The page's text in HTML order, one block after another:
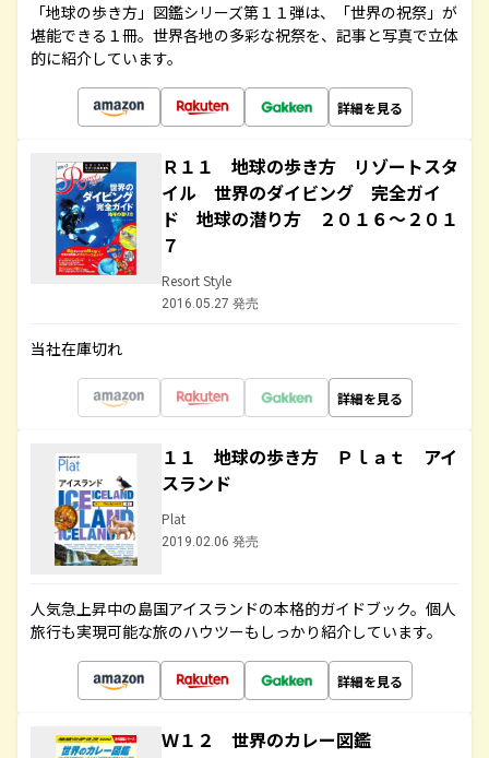
「地球の歩き方」図鑑シリーズ第１１弾は、「世界の祝祭」が
堪能できる１冊。世界各地の多彩な祝祭を、記事と写真で立体
的に紹介しています。
詳細を見る
Ｒ１１ 地球の歩き方 リゾートスタ
イル 世界のダイビング 完全ガイ
ド 地球の潜り方 ２０１６～２０１
７
Resort Style
2016.05.27 発売
当社在庫切れ
詳細を見る
１１ 地球の歩き方 Ｐｌａｔ アイ
スランド
Plat
2019.02.06 発売
人気急上昇中の島国アイスランドの本格的ガイドブック。個人
旅行も実現可能な旅のハウツーもしっかり紹介しています。
詳細を見る
Ｗ１２ 世界のカレー図鑑